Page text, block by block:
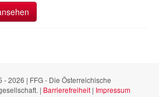
2026 | FFG - Die Österreichische
| Barrierefreiheit | Impressum